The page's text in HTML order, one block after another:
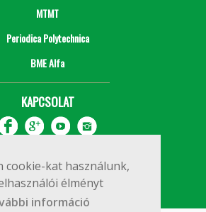
cookie-kat használunk,
élményt
információ
MTMT
Periodica Polytechnica
BME Alfa
KAPCSOLAT